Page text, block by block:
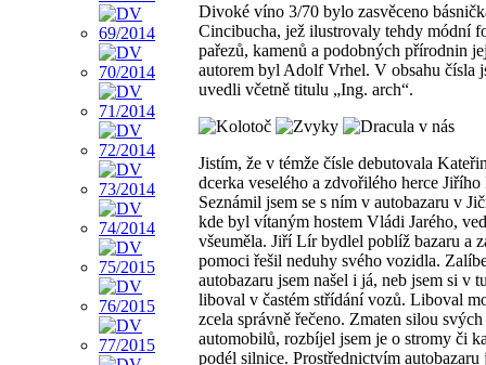
Divoké víno 3/70 bylo zasvěceno
Cincibucha, jež ilustrovaly tehdy módní
pařezů, kamenů a podobných přírodnin
autorem byl Adolf Vrhel. V obsahu čísla
uvedli včetně titulu „Ing. arch“.
Jistím, že v témže čísle debutovala
dcerka veselého a zdvořilého herce
Seznámil jsem se s ním v autobazaru v
kde byl vítaným hostem Vládi Jarého,
všeuměla. Jiří Lír bydlel poblíž bazaru a
pomoci řešil neduhy svého vozidla.
autobazaru jsem našel i já, neb jsem si v
liboval v častém střídání vozů. Liboval
zcela správně řečeno. Zmaten silou svých
automobilů, rozbíjel jsem je o stromy či
podél silnice. Prostřednictvím autobazaru